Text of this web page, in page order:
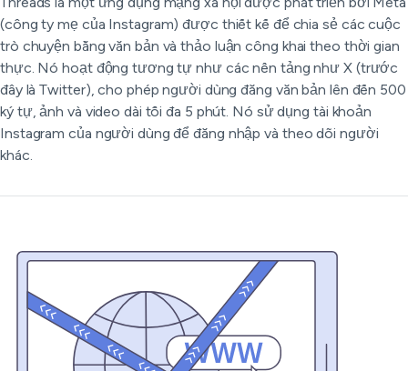
(công ty mẹ của Instagram) được thiết kế để chia sẻ các cuộc
trò chuyện bằng văn bản và thảo luận công khai theo thời gian
thực. Nó hoạt động tương tự như các nền tảng như X (trước
đây là Twitter), cho phép người dùng đăng văn bản lên đến 500
ký tự, ảnh và video dài tối đa 5 phút. Nó sử dụng tài khoản
Instagram của người dùng để đăng nhập và theo dõi người
khác.